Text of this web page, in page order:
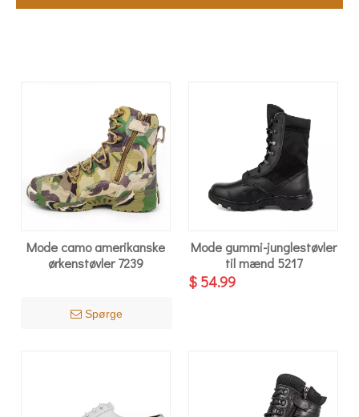
Mode camo amerikanske
ørkenstøvler 7239
Spørge
Mode gummi-junglestøvler
til mænd 5217
$ 54.99